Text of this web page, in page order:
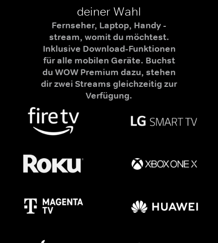
deiner Wahl
Fernseher, Laptop, Handy -
stream, womit du möchtest.
Inklusive Download-Funktionen
für alle mobilen Geräte. Buchst
du WOW Premium dazu, stehen
dir zwei Streams gleichzeitig zur
Verfügung.